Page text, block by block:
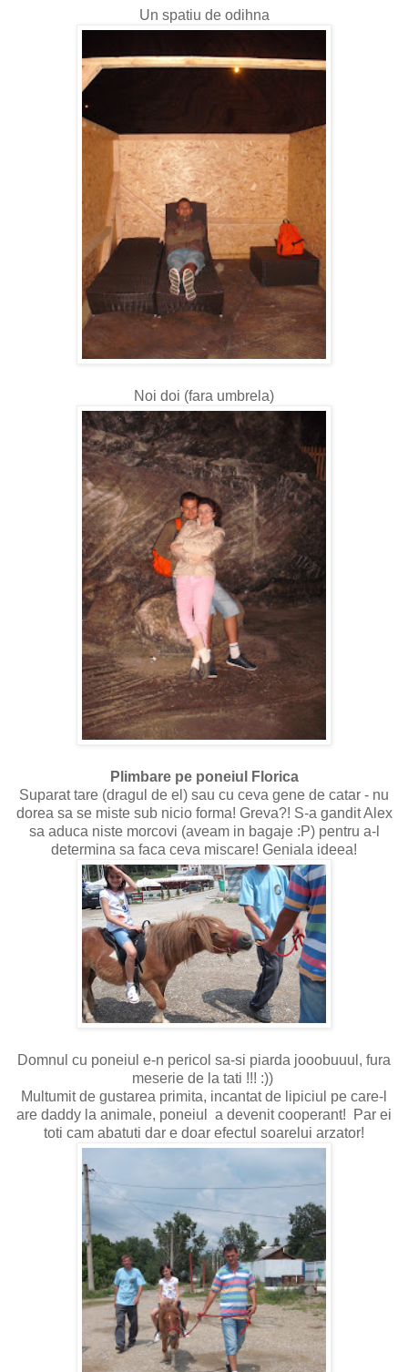
Un spatiu de odihna
Noi doi (fara umbrela)
Plimbare pe poneiul Florica
Suparat tare (dragul de el) sau cu ceva gene de catar - nu
dorea sa se miste sub nicio forma! Greva?! S-a gandit Alex
sa aduca niste morcovi (aveam in bagaje :P) pentru a-l
determina sa faca ceva miscare! Geniala ideea!
Domnul cu poneiul e-n pericol sa-si piarda jooobuuul, fura
meserie de la tati !!! :))
Multumit de gustarea primita, incantat de lipiciul pe care-l
are daddy la animale, poneiul a devenit cooperant! Par ei
toti cam abatuti dar e doar efectul soarelui arzator!